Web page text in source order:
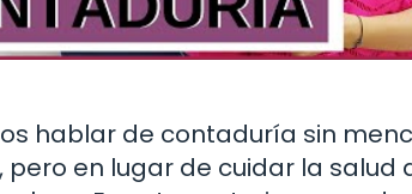
hablar de contaduría sin
pero en lugar de cuidar la